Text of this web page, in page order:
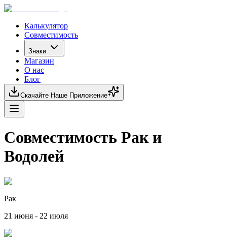
Калькулятор
Совместимость
Знаки
Магазин
О нас
Блог
Скачайте Наше Приложение
Совместимость Рак и
Водолей
Рак
21 июня - 22 июля